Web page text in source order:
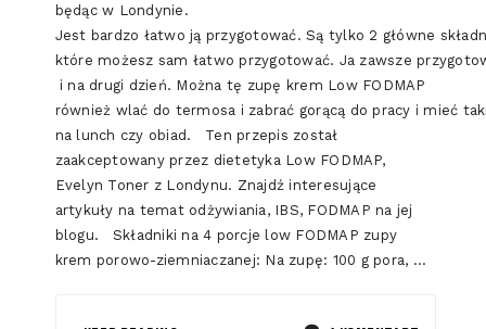
będąc w Londynie.
Jest bardzo łatwo ją przygotować. Są tylko 2 główne
które możesz sam łatwo przygotować. Ja zawsze
i na drugi dzień. Można tę zupę krem Low FODMAP
również wlać do termosa i zabrać gorącą do pracy i mieć
na lunch czy obiad. Ten przepis został
zaakceptowany przez dietetyka Low FODMAP,
Evelyn Toner z Londynu. Znajdź interesujące
artykuły na temat odżywiania, IBS, FODMAP na jej
blogu. Składniki na 4 porcje low FODMAP zupy
krem porowo-ziemniaczanej: Na zupę: 100 g pora, …